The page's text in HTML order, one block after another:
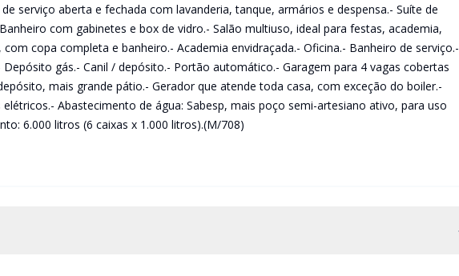
serviço aberta e fechada com lavanderia, tanque, armários e despensa.- Suíte de
com gabinetes e box de vidro.- Salão multiuso, ideal para festas, academia,
copa completa e banheiro.- Academia envidraçada.- Oficina.- Banheiro de serviço.-
Depósito gás.- Canil / depósito.- Portão automático.- Garagem para 4 vagas cobertas
mais grande pátio.- Gerador que atende toda casa, com exceção do boiler.-
Abastecimento de água: Sabesp, mais poço semi-artesiano ativo, para uso
6.000 litros (6 caixas x 1.000 litros).(M/708)